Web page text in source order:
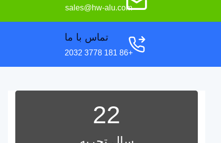
sales@hw-alu.com
تماس با ما
+86 181 3778 2032
22